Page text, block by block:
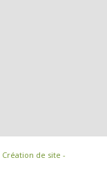
Création de site -